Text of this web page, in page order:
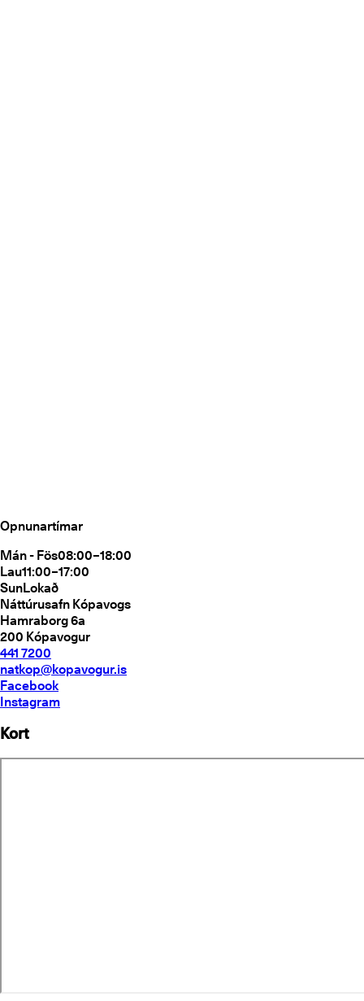
Opnunartímar
Mán - Fös08:00–18:00
Lau11:00–17:00
SunLokað
Náttúrusafn Kópavogs
Hamraborg 6a
200 Kópavogur
441 7200
natkop@kopavogur.is
Facebook
Instagram
Kort